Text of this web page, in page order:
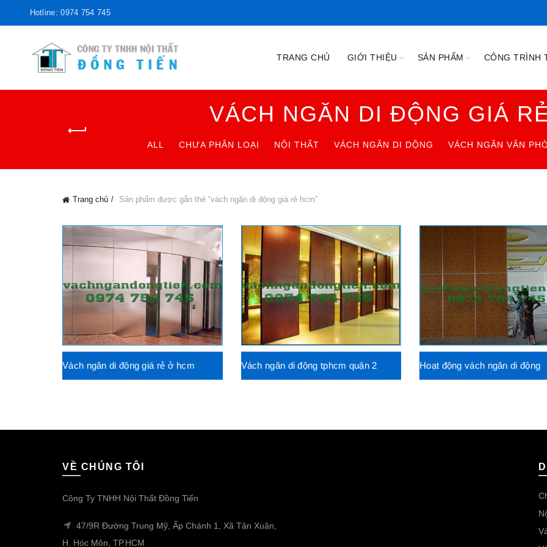
Hotline: 0974 754 745
TRANG CHỦ GIỚI THIỆU SẢN PHẨM CÔNG TRÌNH
VÁCH NGĂN DI ĐỘNG GIÁ
ALL CHƯA PHÂN LOẠI NỘI THẤT VÁCH NGĂN DI DỘNG VÁCH NGĂN VĂN
Trang chủ Sản phẩm được gắn thẻ “vách ngăn di động giá rẻ hcm”
Vách ngăn di động giá rẻ ở hcm Vách ngăn di động tphcm quận 2 Hoạt động vách ngăn di động
VỀ CHÚNG TÔI
Công Ty TNHH Nội Thất Đồng Tiến
47/9R Đường Trung Mỹ, Ấp Chánh 1, Xã Tân Xuân,
H. Hóc Môn, TP.HCM